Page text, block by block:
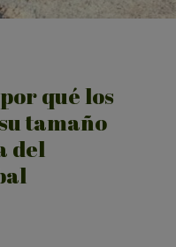
qué los
tamaño
del